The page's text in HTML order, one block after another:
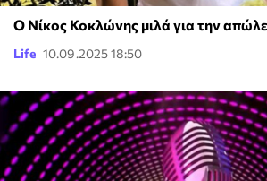
Ο Νίκος Κοκλώνης μιλά για την
Life 10.09.2025 18:50